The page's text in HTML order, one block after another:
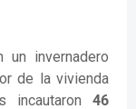
invernadero
de la vivienda
incautaron 46